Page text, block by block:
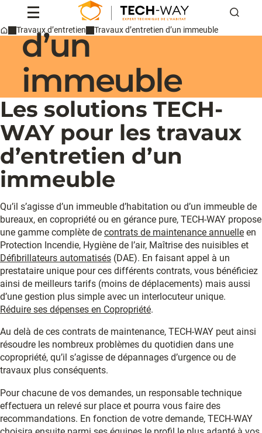
Conseils & actus
Qui sommes-nous ?
Contact
Devis
Travaux d’entretien Travaux d’entretien d’un immeuble
d’entretien
d’un
immeuble
Les solutions TECH-
WAY pour les travaux
d’entretien d’un
immeuble
Qu’il s’agisse d’un immeuble d’habitation ou d’un immeuble de
bureaux, en copropriété ou en gérance pure, TECH-WAY propose
une gamme complète de contrats de maintenance annuelle en
Protection Incendie, Hygiène de l’air, Maîtrise des nuisibles et
Défibrillateurs automatisés (DAE). En faisant appel à un
prestataire unique pour ces différents contrats, vous bénéficiez
ainsi de meilleurs tarifs (moins de déplacements) mais aussi
d’une gestion plus simple avec un interlocuteur unique.
Réduire ses dépenses en Copropriété.
Au delà de ces contrats de maintenance, TECH-WAY peut ainsi
résoudre les nombreux problèmes du quotidien dans une
copropriété, qu’il s’agisse de dépannages d’urgence ou de
travaux plus conséquents.
Pour chacune de vos demandes, un responsable technique
effectuera un relevé sur place et pourra vous faire des
recommandations. En fonction de votre demande, TECH-WAY